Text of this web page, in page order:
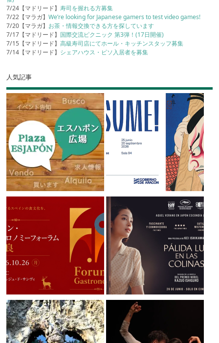
7/24【マドリード】寿司を握れる方募集
7/22【マラガ】We’re looking for Japanese gamers to test video games!
7/20【マラガ】 お茶・情報交換できる方を探しています
7/17【マドリード】 国際交流ピクニック 第3弾！(17日開催)
7/15【マドリード】高級寿司店にてホール・キッチンスタッフ募集
7/14【マドリード】 シェアハウス・ピソ入居者を募集
人気記事